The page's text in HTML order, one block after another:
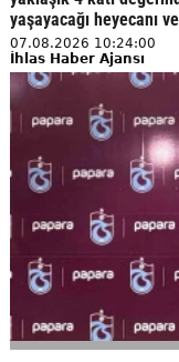
yaşayacağı heyecanı
07.08.2026 10:24:00
İhlas Haber Ajansı